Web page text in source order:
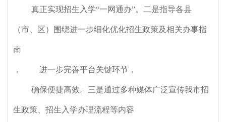
真正实现招生入学“一网通办”。二是指导各县
（市、区）围绕进一步细化优化招生政策及相关办事指
南
， 进一步完善平台关键环节 ，
确保便捷高效。三是通过多种媒体广泛宣传我市招
生政策、招生入学办理流程等内容